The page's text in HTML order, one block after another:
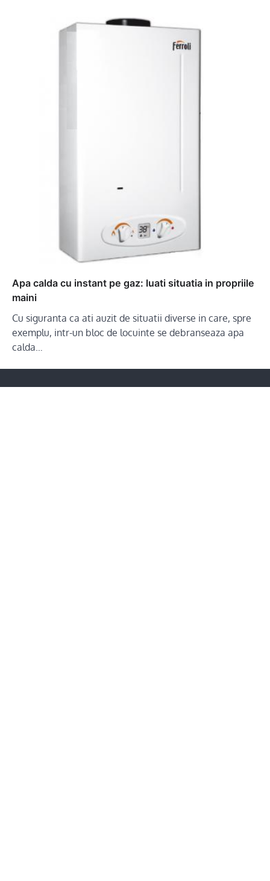
Apa calda cu instant pe gaz: luati situatia in propriile
maini
Cu siguranta ca ati auzit de situatii diverse in care, spre
exemplu, intr-un bloc de locuinte se debranseaza apa
calda…